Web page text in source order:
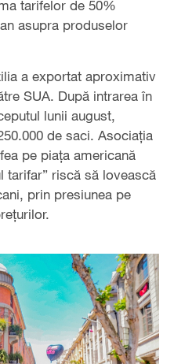
tarifelor de 50%
asupra produselor
a exportat aproximativ
SUA. După intrarea în
lunii august,
de saci. Asociația
pe piața americană
tarifar” riscă să lovească
prin presiunea pe